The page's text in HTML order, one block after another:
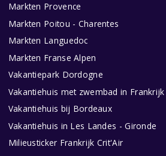
Markten Provence
Markten Poitou - Charentes
Markten Languedoc
Markten Franse Alpen
Vakantiepark Dordogne
Vakantiehuis met zwembad in Frankrijk
Vakantiehuis bij Bordeaux
Vakantiehuis in Les Landes - Gironde
Milieusticker Frankrijk Crit'Air